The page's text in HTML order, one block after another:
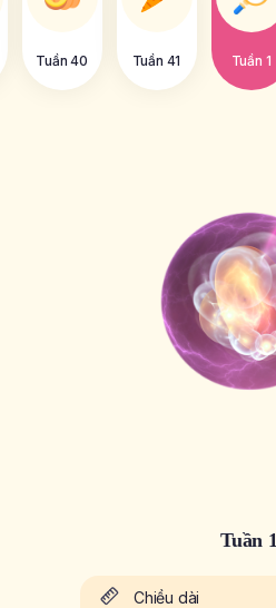
Tuần 40 Tuần 41 Tuần 1
Tuần 1
Chiều dài